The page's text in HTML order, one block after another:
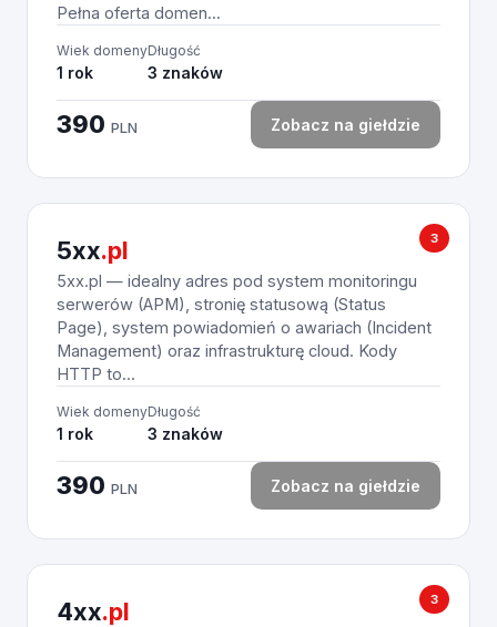
Pełna oferta domen...
Wiek domeny
1 rok
Długość
3 znaków
390 PLN Zobacz na giełdzie
3
5xx.pl
5xx.pl — idealny adres pod system monitoringu
serwerów (APM), stronię statusową (Status
Page), system powiadomień o awariach (Incident
Management) oraz infrastrukturę cloud. Kody
HTTP to...
Wiek domeny
1 rok
Długość
3 znaków
390 PLN Zobacz na giełdzie
3
4xx.pl